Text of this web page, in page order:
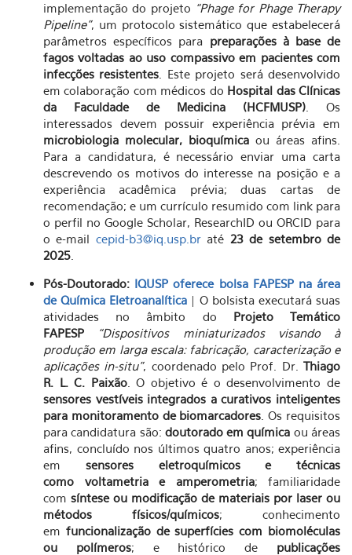
implementação do projeto “Phage for Phage Therapy
Pipeline”, um protocolo sistemático que estabelecerá
parâmetros específicos para preparações à base de
fagos voltadas ao uso compassivo em pacientes com
infecções resistentes . Este projeto será desenvolvido
em colaboração com médicos do Hospital das Clínicas
da Faculdade de Medicina (HCFMUSP) . Os
interessados devem possuir experiência prévia em
microbiologia molecular, bioquímica ou áreas afins.
Para a candidatura, é necessário enviar uma carta
descrevendo os motivos do interesse na posição e a
experiência acadêmica prévia; duas cartas de
recomendação; e um currículo resumido com link para
o perfil no Google Scholar, ResearchID ou ORCID para
o e-mail cepid-b3@iq.usp.braté 23 de setembro de
2025
Pós-Doutorado: IQUSP oferece bolsa FAPESP na área
de Química Eletroanalítica | O bolsista executará suas
atividades no âmbito do Projeto Temático
FAPESP “Dispositivos miniaturizados visando à
produção em larga escala: fabricação, caracterização e
aplicações in-situ”, coordenado pelo Prof. Dr.Thiago
R. L. C. Paixão. O objetivo é o desenvolvimento de
sensores vestíveis integrados a curativos inteligentes
para monitoramento de biomarcadores . Os requisitos
para candidatura são: doutorado em química ou áreas
afins, concluído nos últimos quatro anos; experiência
em sensores eletroquímicos e técnicas
como voltametria e amperometria; familiaridade
com síntese ou modificação de materiais por laser ou
métodos físicos/químicos; conhecimento
em funcionalização de superfícies com biomoléculas
ou polímeros; e histórico de publicações